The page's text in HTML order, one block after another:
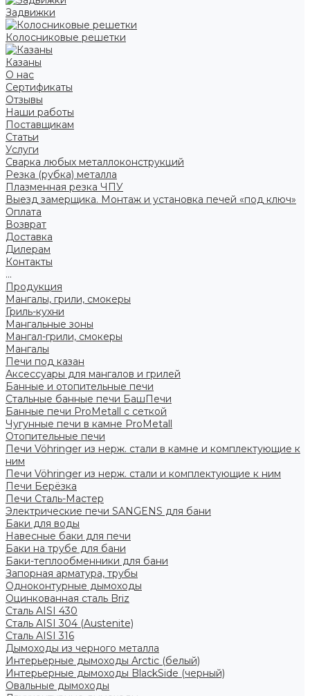
Задвижки
Колосниковые решетки
Казаны
О нас
Сертификаты
Отзывы
Наши работы
Поставщикам
Статьи
Услуги
Сварка любых металлоконструкций
Резка (рубка) металла
Плазменная резка ЧПУ
Выезд замерщика. Монтаж и установка печей «под ключ»
Оплата
Возврат
Доставка
Дилерам
Контакты
...
Продукция
Мангалы, грили, смокеры
Гриль-кухни
Мангальные зоны
Мангал-грили, смокеры
Мангалы
Печи под казан
Аксессуары для мангалов и грилей
Банные и отопительные печи
Стальные банные печи БашПечи
Банные печи ProMetall с сеткой
Чугунные печи в камне ProMetall
Отопительные печи
Печи Vöhringer из нерж. стали в камне и комплектующие к
ним
Печи Vöhringer из нерж. стали и комплектующие к ним
Печи Берёзка
Печи Сталь-Мастер
Электрические печи SANGENS для бани
Баки для воды
Навесные баки для печи
Баки на трубе для бани
Баки-теплообменники для бани
Запорная арматура, трубы
Одноконтурные дымоходы
Оцинкованная сталь Briz
Сталь AISI 430
Сталь AISI 304 (Austenite)
Сталь AISI 316
Дымоходы из черного металла
Интерьерные дымоходы Arctic (белый)
Интерьерные дымоходы BlackSide (черный)
Овальные дымоходы